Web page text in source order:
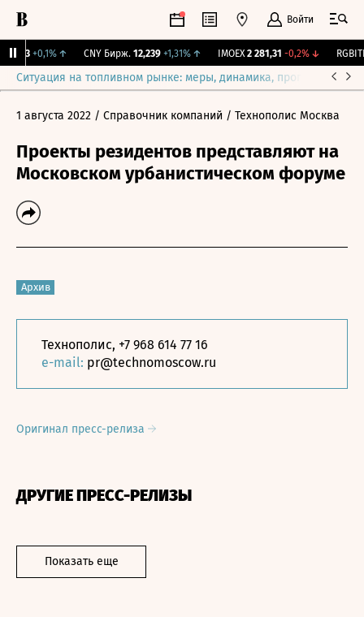
Войти
+0,1% ↑ CNY Бирж. 12,239 +1,31% ↑ IMOEX 2 281,31 -0,2%↓ RGBITR
Ситуация на топливном рынке: меры, динамика, прогнозы
1 августа 2022 / Справочник компаний / Технополис Москва
Проекты резидентов представляют на
Московском урбанистическом форуме
Архив
Технополис, +7 968 614 77 16
e-mail: pr@technomoscow.ru
Оригинал пресс-релиза
ДРУГИЕ ПРЕСС-РЕЛИЗЫ
Показать еще